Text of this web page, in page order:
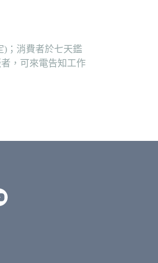
)；消費者於七天鑑
，可來電告知工作